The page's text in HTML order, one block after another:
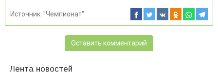
Источник: "Чемпионат"
Оставить комментарий
Лента новостей